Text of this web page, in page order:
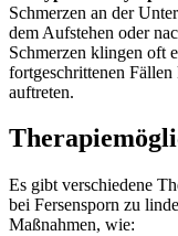
Schmerzen an der
dem Aufstehen oder
Schmerzen klingen oft
fortgeschrittenen
auftreten.
Es gibt verschiedene
bei Fersensporn zu
Maßnahmen, wie: